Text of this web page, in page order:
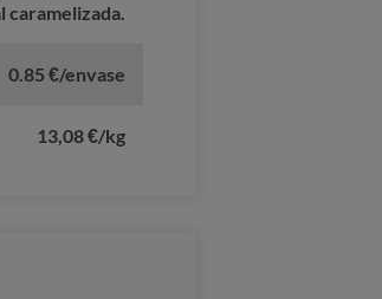
caramelizada.
0.85 €/envase
13,08 €/kg